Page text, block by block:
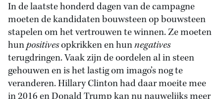
In de laatste honderd dagen van de campagne
moeten de kandidaten bouwsteen op bouwsteen
stapelen om het vertrouwen te winnen. Ze moeten
hunpositivesopkrikken en hunnegatives
terugdringen. Vaak zijn de oordelen al in steen
gehouwen en is het lastig om imago’s nog te
veranderen. Hillary Clinton had daar moeite mee